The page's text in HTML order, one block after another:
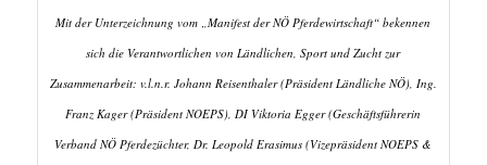
Mit der Unterzeichnung vom „Manifest der NÖ Pferdewirtschaft“ bekennen
sich die Verantwortlichen von Ländlichen, Sport und Zucht zur
Zusammenarbeit: v.l.n.r. Johann Reisenthaler (Präsident Ländliche NÖ), Ing.
Franz Kager (Präsident NOEPS), DI Viktoria Egger (Geschäftsführerin
Verband NÖ Pferdezüchter, Dr. Leopold Erasimus (Vizepräsident NOEPS &